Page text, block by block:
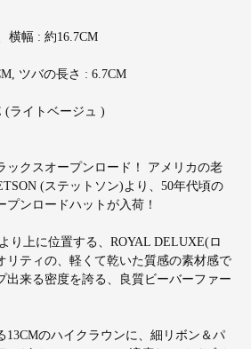
横幅 : 約16.7CM
ツバの長さ : 6.7CM
(ライトベージュ )
ックスオープンロード！ アメリカの老
(ステットソン)より、50年代頃の
プンロードハットが入荷！
り上に位置する、ROYAL DELUXE(ロ
リティの、軽くて乾いた質感の素材感で
出来る密度を誇る、良質ビーバーファー
13CMのハイクラウンに、細リボン＆パ